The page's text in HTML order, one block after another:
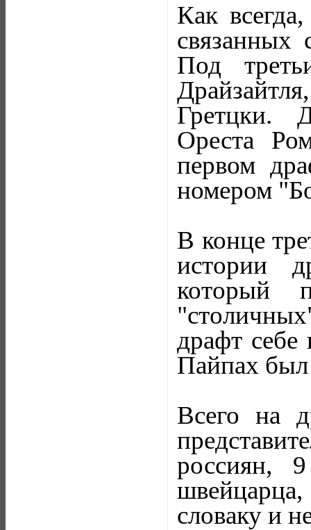
Как
связанных
Под
Гретцки.
Ореста
первом
номером
В конце
истории
который
драфт себе
Пайпах был
Всего на
россиян,
швейцарца,
словаку и